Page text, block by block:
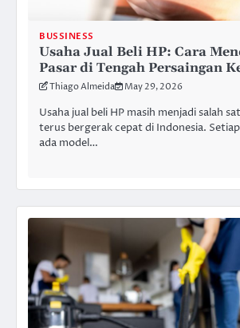
BUSSINESS
Usaha Jual Beli HP: Cara
Pasar di Tengah Persaingan
Thiago Almeida May 29, 2026
Usaha jual beli HP masih menjadi salah
terus bergerak cepat di Indonesia.
ada model…